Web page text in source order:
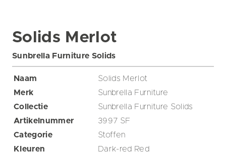
Solids Merlot
Sunbrella Furniture Solids
Naam
Solids Merlot
Merk
Sunbrella Furniture
Collectie
Sunbrella Furniture Solids
Artikelnummer
3997 SF
Categorie
Stoffen
Kleuren
Dark-red Red